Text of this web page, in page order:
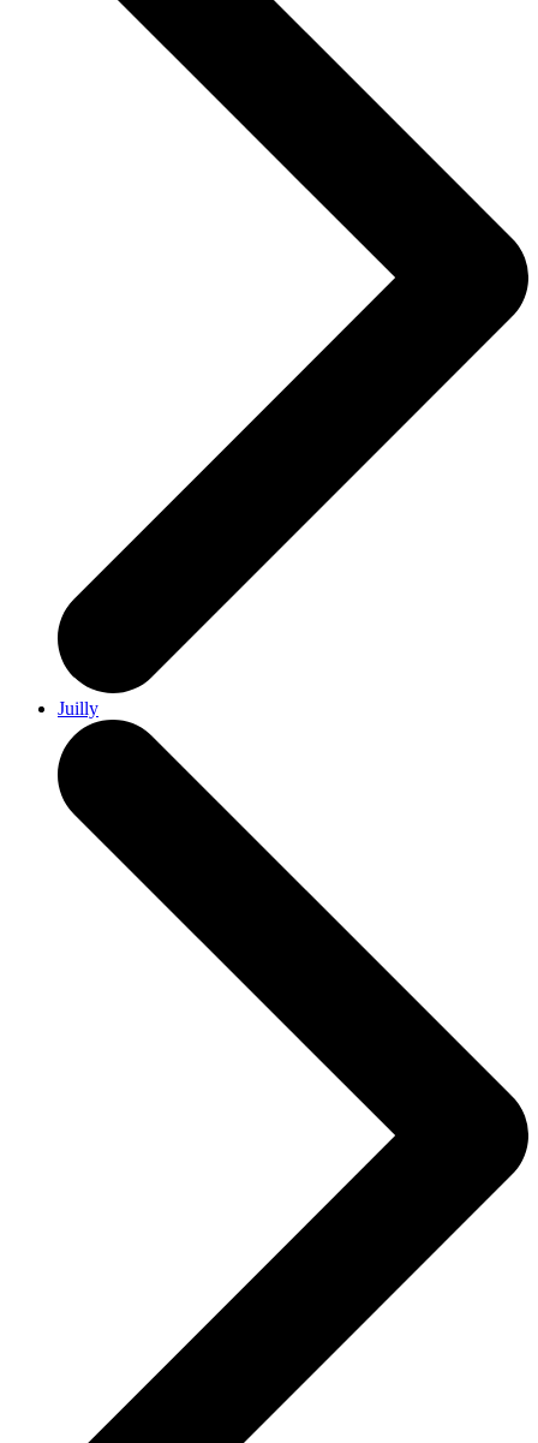
Juilly